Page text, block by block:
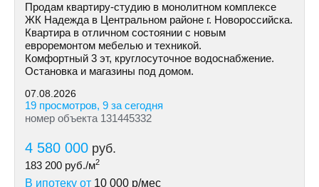
Продам квартиру-студию в монолитном комплексе
ЖК Надежда в Центральном районе г. Новороссийска.
Квартира в отличном состоянии с новым
евроремонтом мебелью и техникой.
Комфортный 3 эт, круглосуточное водоснабжение.
Остановка и магазины под домом.
07.08.2026
19 просмотров, 9 за сегодня
номер объекта 131445332
4 580 000 руб.
183 200 руб./м2
В ипотеку от 10 000 р/мес